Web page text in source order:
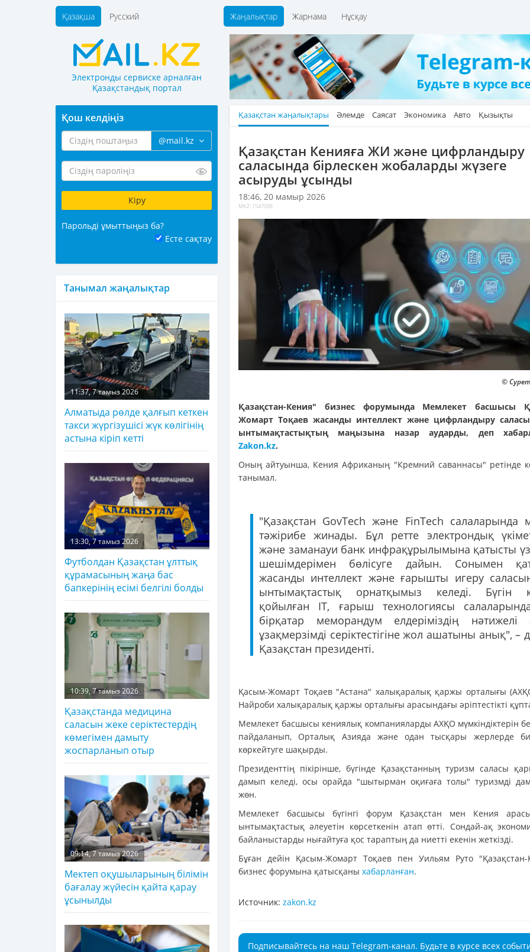
Жаңалықтар Жарнама Нұсқау
Қазақша Русский
Электронды сервиске арналған
Қазақстандық портал
Қазақстан жаңалықтары Әлемде Саясат Экономика Авто Қызықты
Қазақстан Кенияға ЖИ және цифрландыру
саласында бірлескен жобаларды жүзеге
асыруды ұсынды
18:46, 20 мамыр 2026
MKZ: 1547088
©
Қазақстан-Кения" бизнес форумында Мемлекет басшысы
Жомарт Тоқаев жасанды интеллект және цифрландыру
ынтымақтастықтың маңызына назар аударды, деп
Zakon.kz.
Оның айтуынша, Кения Африканың "Кремний саваннасы" ретінде
танымал.
"Қазақстан GovTech және FinTech салаларында
тәжірибе жинады. Бұл ретте электрондық
және заманауи банк инфрақұрылымына қатысты
шешімдерімен бөлісуге дайын. Сонымен
жасанды интеллект және ғарышты игеру
ынтымақтастық орнатқымыз келеді. Бүгін
қойылған IT, ғарыш технологиясы
бірқатар меморандум елдеріміздің нәтижелі
ұзақмерзімді серіктестігіне жол ашатыны анық", –
Қазақстан президенті.
Қасым-Жомарт Тоқаев "Астана" халықаралық қаржы орталығы
Найроби халықаралық қаржы орталығы арасындағы әріптестікті
Мемлекет басшысы кениялық компанияларды АХҚО мүмкіндіктерін
пайдаланып, Орталық Азияда және одан тысқары жерлерде
көркейтуге шақырды.
Президенттің пікірінше, бүгінде Қазақстанның туризм саласы
дамып келеді, осы орайда "шытырман оқиғаға толы" туризмді
жөн.
Мемлекет басшысы бүгінгі форум Қазақстан мен Кения
ынтымақтастық әлеуетін көрсеткенін атап өтті. Сондай-ақ
байланыстарды нығайтуға қос тараптың да ниетті екенін жеткізді.
Бұған дейін Қасым-Жомарт Тоқаев пен Уильям Руто "Қазақстан-
бизнес форумына қатысқаны хабарланған.
Источник: zakon.kz
Подписывайтесь на наш Telegram-канал. Будьте в курсе всех
Қош келдіңіз
@mail.kz
Парольді ұмыттыңыз ба?
Есте сақтау
Танымал жаңалықтар
11:37, 7 тамыз 2026
Алматыда рөлде қалғып кеткен
такси жүргізушісі жүк көлігінің
астына кіріп кетті
13:30, 7 тамыз 2026
Футболдан Қазақстан ұлттық
құрамасының жаңа бас
бапкерінің есімі белгілі болды
10:39, 7 тамыз 2026
Қазақстанда медицина
саласын жеке серіктестердің
көмегімен дамыту
жоспарланып отыр
09:14, 7 тамыз 2026
Мектеп оқушыларының білімін
бағалау жүйесін қайта қарау
ұсынылды